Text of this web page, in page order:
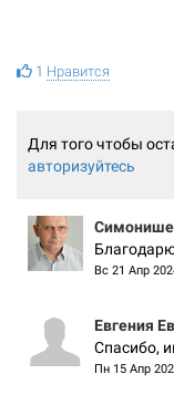
1 Нравится
Для того чтобы
авторизуйтесь
Вс 21 Апр
Евгения
Спасибо,
Пн 15 Апр